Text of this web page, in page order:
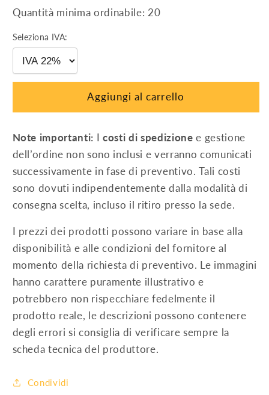
di
giunzione
longherone
40x40
mm
pz)
di
2
pz)
Quantità minima ordinabile: 20
Seleziona IVA:
Aggiungi al carrello
Note importanti: Icosti di spedizione e gestione
dell’ordine non sono inclusi e verranno comunicati
successivamente in fase di preventivo. Tali costi
sono dovuti indipendentemente dalla modalità di
consegna scelta, incluso il ritiro presso la sede.
I prezzi dei prodotti possono variare in base alla
disponibilità e alle condizioni del fornitore al
momento della richiesta di preventivo. Le immagini
hanno carattere puramente illustrativo e
potrebbero non rispecchiare fedelmente il
prodotto reale, le descrizioni possono contenere
degli errori si consiglia di verificare sempre la
scheda tecnica del produttore.
Condividi